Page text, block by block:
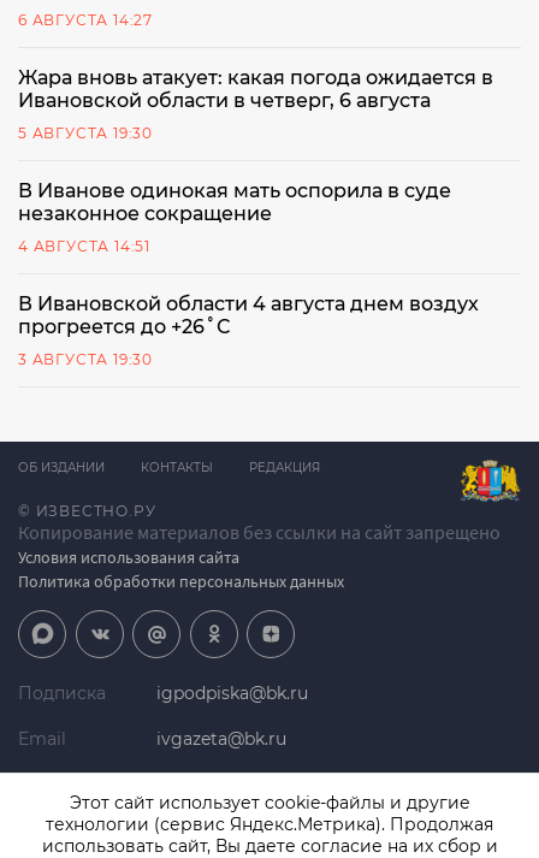
6 АВГУСТА 14:27
Жара вновь атакует: какая погода ожидается в
Ивановской области в четверг, 6 августа
5 АВГУСТА 19:30
В Иванове одинокая мать оспорила в суде
незаконное сокращение
4 АВГУСТА 14:51
В Ивановской области 4 августа днем воздух
прогреется до +26˚С
3 АВГУСТА 19:30
© ИЗВЕСТНО.РУ
Копирование материалов без ссылки на сайт запрещено
Условия использования сайта
Политика обработки персональных данных
ОБ ИЗДАНИИ КОНТАКТЫ РЕДАКЦИЯ
Подписка igpodpiska@bk.ru
Email ivgazeta@bk.ru
Телефон +7 (4932) 41-94-81
Этот сайт использует cookie-файлы и другие
технологии (сервис Яндекс.Метрика). Продолжая
использовать сайт, Вы даете согласие на их сбор и